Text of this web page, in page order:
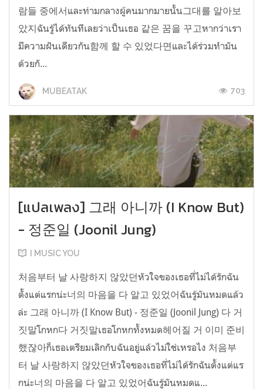
람들 중에서และท่ามกลางผู้คนมากมายนั้น그대를 알아보
았지ฉันรู้ได้ทันทีเลยว่าเป็นเธอ 같은 꿈을 꾸고หากว่าเรา
มีความฝันเดียวกัน함께 할 수 있었다면และได้ร่วมทำมัน
ด้วยกั...
MUBEATAK 703
[แปลเพลง] 그래 아니까 (I Know But)
- 정준일 (Joonil Jung)
I MUSIC YOU
처음부터 날 사랑하지 않았던หัวใจของเธอที่ไม่ได้รักฉัน
ตั้งแต่แรกน่ะ너의 마음을 다 알고 있었어ฉันรู้มันหมดแล้ว
ล่ะ 그래 아니까 (I Know But) - 정준일 (Joonil Jung) 다 거
짓말โกหก다 거짓말เธอโกหกทั้งหมด헤어질 거 이미 준비
했잖아ก็เธอเตรียมเลิกกับฉันอยู่แล้วไม่ใช่เหรอไง 처음부
터 날 사랑하지 않았던หัวใจของเธอที่ไม่ได้รักฉันตั้งแต่แร
กน่ะ너의 마음을 다 알고 있었어ฉันรู้มันหมดแ...